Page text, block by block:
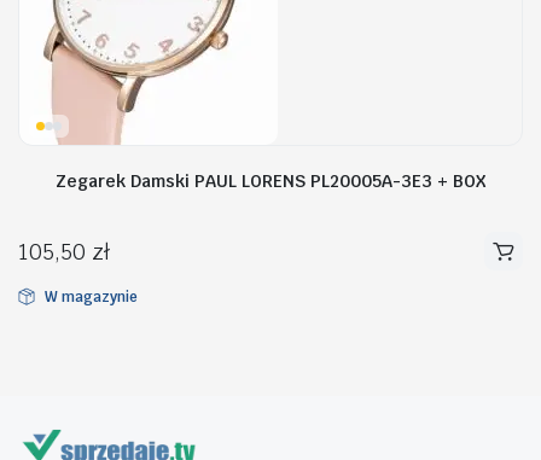
Zegarek Damski PAUL LORENS PL20005A-3E3 + BOX
105,50 zł
W magazynie